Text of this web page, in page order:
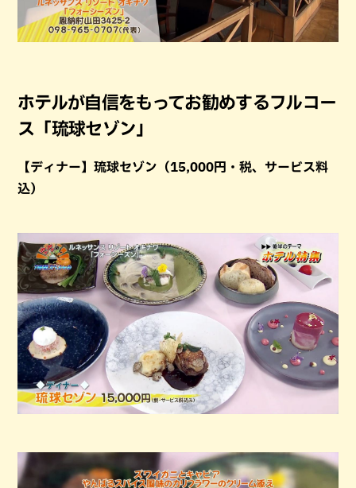
ホテルが自信をもってお勧めするフルコー
ス「琉球セゾン」
【ディナー】琉球セゾン（15,000円・税、サービス料
込）